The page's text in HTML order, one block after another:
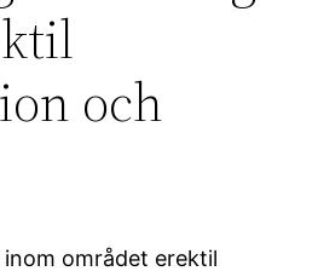
och
området erektil